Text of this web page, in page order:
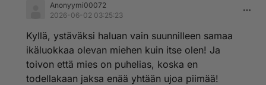
Anonyymi00072
2026-06-02 03:25:23
Kyllä, ystäväksi haluan vain suunnilleen samaa
ikäluokkaa olevan miehen kuin itse olen! Ja
toivon että mies on puhelias, koska en
todellakaan jaksa enää yhtään ujoa piimää!